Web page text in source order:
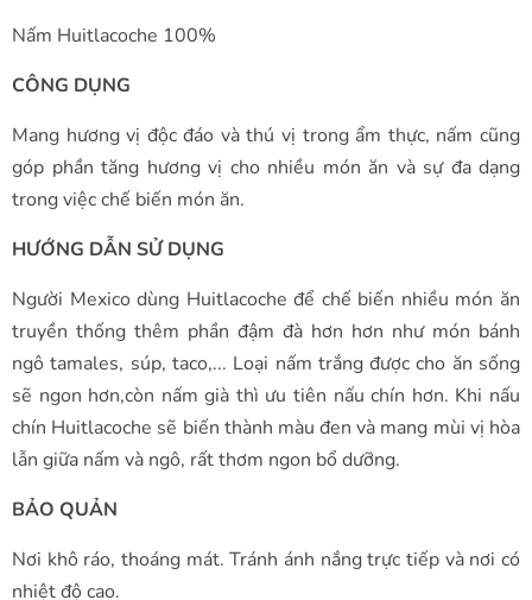
Nấm Huitlacoche 100%
CÔNG DỤNG
Mang hương vị độc đáo và thú vị trong ẩm thực, nấm cũng
góp phần tăng hương vị cho nhiều món ăn và sự đa dạng
trong việc chế biến món ăn.
HƯỚNG DẪN SỬ DỤNG
Người Mexico dùng Huitlacoche để chế biến nhiều món ăn
truyền thống thêm phần đậm đà hơn hơn như món bánh
ngô tamales, súp, taco,... Loại nấm trắng được cho ăn sống
sẽ ngon hơn,còn nấm già thì ưu tiên nấu chín hơn. Khi nấu
chín Huitlacoche sẽ biến thành màu đen và mang mùi vị hòa
lẫn giữa nấm và ngô, rất thơm ngon bổ dưỡng.
BẢO QUẢN
Nơi khô ráo, thoáng mát. Tránh ánh nắng trực tiếp và nơi có
nhiệt độ cao.